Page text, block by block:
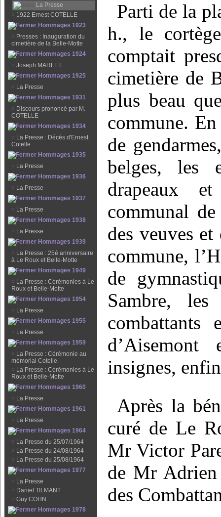
La Presse
¤ 1922 Ernest COTELLE
Hommages 1923
¤ Presses : Inauguration du
cimetière de la Belle-Motte
Hommages 1924
¤ Joseph MARLET
Hommages 1925
¤ La Presse
Hommages 1931
¤ Discours prononcé par M.
COTELLE
Hommages 1934
¤ La Presse : Décès d'Ernest
Cotelle
Hommages 1935
¤ La Presse
Hommages 1936
¤ La Presse
Hommages 1937
¤ La Presse
Hommages 1938
¤ La Presse
Hommages 1939
¤ La Presse : 25è anniversaire
à Le Roux et Belle-Motte
Hommages 1949
¤ La Presse : Cérémonies à Le
Roux et Belle-Motte
Hommages 1954
¤ La Presse
Hommages 1955
¤ La Presse
Hommages 1959
¤ La Presse : Cérémonie au
mémorial Cotelle.
¤ La Presse : Cérémonies à Le
Roux et Belle-Motte
Hommages 1960
¤ La Presse
Hommages 1961
¤ La Presse
Hommages 1964
¤ La Presse du 25/07/1964
¤ La Presse du 24/08/1964
¤ La Presse du 25/08/1964
Hommages 1977
¤ La Presse
¤ Daniel TILMANT
¤ Guy COHN
Hommages 1978
Parti de la
h., le
comptait
cimetière de
plus beau
commune.
de
belges, les
drapeaux
communal
des veuves
commune,
de
Sambre,
combattants
insignes,
Après la
curé de Le
Mr Victor
de Mr Adrien
des